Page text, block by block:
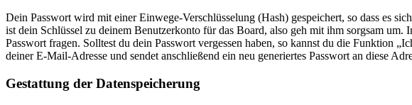
Dein Passwort wird mit einer Einwege-Verschlüsselung (Hash) gespeichert, so dass es
ist dein Schlüssel zu deinem Benutzerkonto für das Board, also geh mit ihm sorgsam
Passwort fragen. Solltest du dein Passwort vergessen haben, so kannst du die Funktion
deiner E-Mail-Adresse und sendet anschließend ein neu generiertes Passwort an diese
Gestattung der Datenspeicherung